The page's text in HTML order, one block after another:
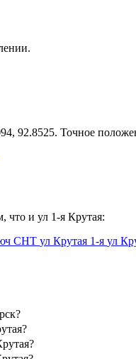
92.8525. Точное
что и ул 1-я Крутая:
СНТ ул Крутая 1-я ул